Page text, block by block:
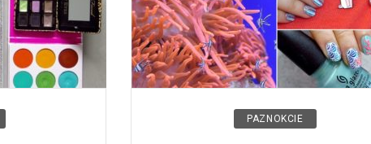
PAZNOKCIE